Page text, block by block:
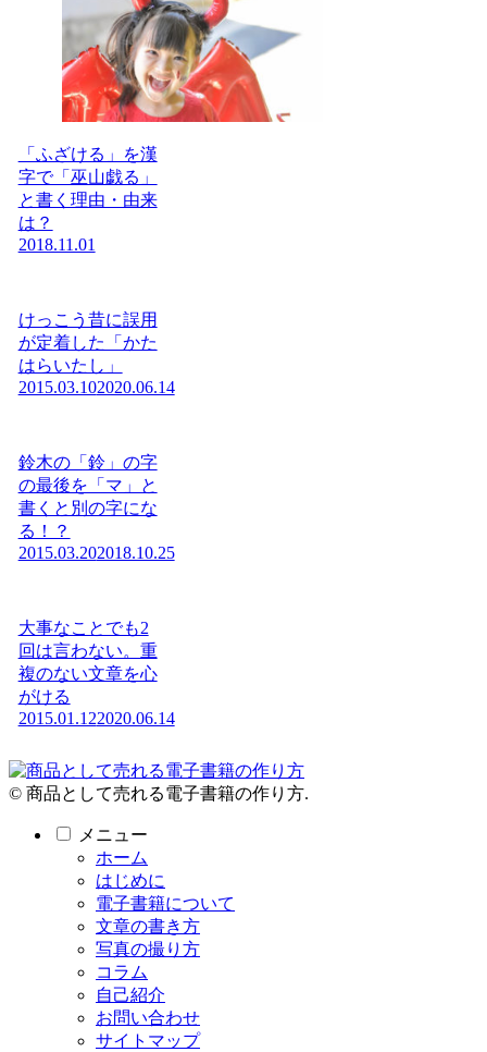
「ふざける」を漢
字で「巫山戯る」
と書く理由・由来
は？
2018.11.01
けっこう昔に誤用
が定着した「かた
はらいたし」
2015.03.102020.06.14
鈴木の「鈴」の字
の最後を「マ」と
書くと別の字にな
る！？
2015.03.202018.10.25
大事なことでも2
回は言わない。重
複のない文章を心
がける
2015.01.122020.06.14
© 商品として売れる電子書籍の作り方.
メニュー
ホーム
はじめに
電子書籍について
文章の書き方
写真の撮り方
コラム
自己紹介
お問い合わせ
サイトマップ